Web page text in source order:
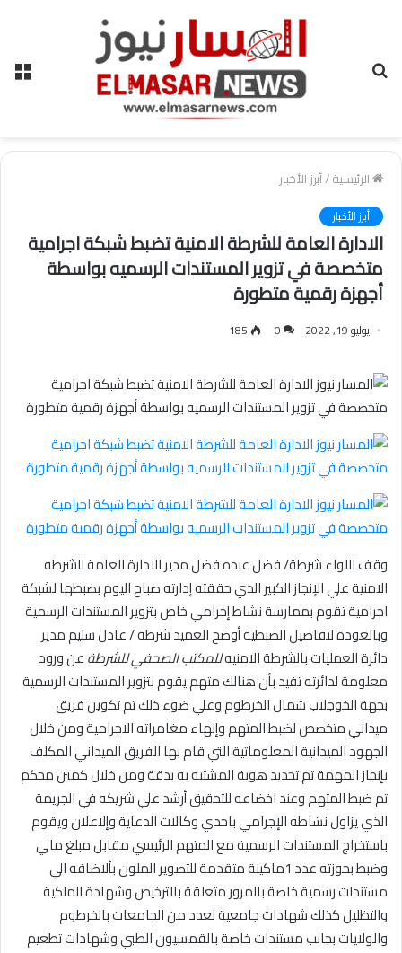
الرئيسية/أبرز الأخبار
أبرز الأخبار
الادارة العامة للشرطة الامنية تضبط شبكة اجرامية
متخصصة في تزوير المستندات الرسميه بواسطة
أجهزة رقمية متطورة
يوليو 19, 2022 0
185
وقف اللواء شرطة/ فضل عبده فضل مدير الادارة العامة للشرطه
الامنية علي الإنجاز الكبير الذي حققته إدارته صباح اليوم بضبطها لشبكة
اجرامية تقوم بممارسة نشاط إجرامي خاص بتزوير المستندات الرسمية
وبالعودة لتفاصيل الضبطية أوضح العميد شرطة / عادل سليم مدير
دائرة العمليات بالشرطة الامنيهللمكتب الصحفي للشرطةعن ورود
معلومة لدائرته تفيد بأن هنالك متهم يقوم بتزوير المستندات الرسمية
بجهة الخوجلاب شمال الخرطوم وعلي ضوء ذلك تم تكوين فريق
ميداني متخصص لضبط المتهم وإنهاء مغامراته الاجرامية ومن خلال
الجهود الميدانية المعلوماتية التي قام بها الفريق الميداني المكلف
بإنجاز المهمة تم تحديد هوية المشتبه به بدقة ومن خلال كمين محكم
تم ضبط المتهم وعند اخضاعه للتحقيق أرشد علي شريكه في الجريمة
الذي يزاول نشاطه الإجرامي باحدي وكالات الدعاية وإلاعلان ويقوم
باستخراج المستندات الرسمية مع المتهم الرئيسي مقابل مبلغ مالي
وضبط بحوزته عدد 1ماكينة متقدمة للتصوير الملون بألاضافه الي
مستندات رسمية خاصة بالمرور متعلقة بالترخيص وشهادة الملكية
والتظليل كذلك شهادات جامعية لعدد من الجامعات بالخرطوم
والولايات بجانب مستندات خاصة بالقمسيون الطبي وشهادات تطعيم